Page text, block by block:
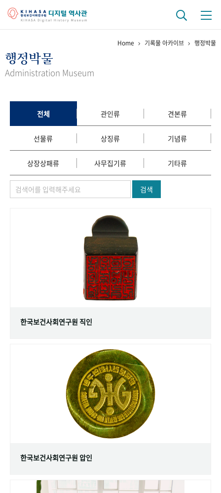
걸어온 길 기관 변천사
정책과 연구 키워드로 보는 연구 역사
연구자들
간행물 변천사
기록물 아카이브
사진 아카이브 문서 기록물 행정박물 영상 기록물
숫자로 보는 50년 50+1
Home 기록물 아카이브 행정박물
행정박물
Administration Museum
전체 관인류 견본류
선물류 상징류 기념류
상장상패류 사무집기류 기타류
검색
한국보건사회연구원 직인
한국보건사회연구원 압인